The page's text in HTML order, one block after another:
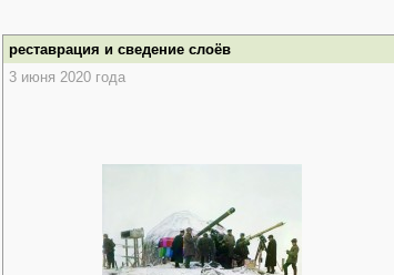
реставрация и сведение слоёв
3 июня 2020 года